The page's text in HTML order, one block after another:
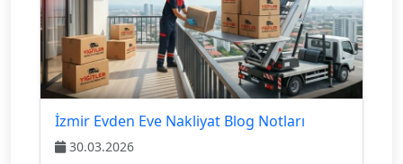
İzmir Evden Eve Nakliyat Blog Notları
30.03.2026